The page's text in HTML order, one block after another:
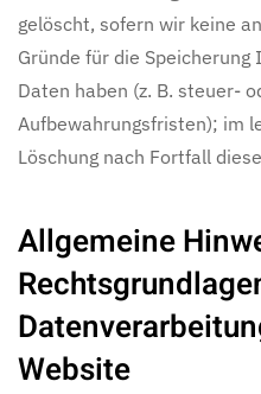
gelöscht, sofern wir keine
Gründe für die
Daten haben (z. B. steuer-
Aufbewahrungsfristen); im
Löschung nach Fortfall
Allgemeine
Website